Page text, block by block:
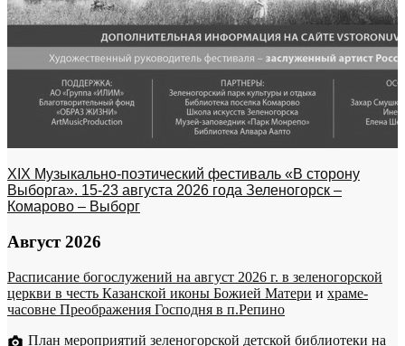
XIX Музыкально-поэтический фестиваль «В сторону
Выборга». 15-23 августа 2026 года Зеленогорск –
Комарово – Выборг
Август 2026
Расписание богослужений на август 2026 г. в зеленогорской
церкви в честь Казанской иконы Божией Матери и храме-
часовне Преображения Господня в п.Репино
План мероприятий зеленогорской детской библиотеки на